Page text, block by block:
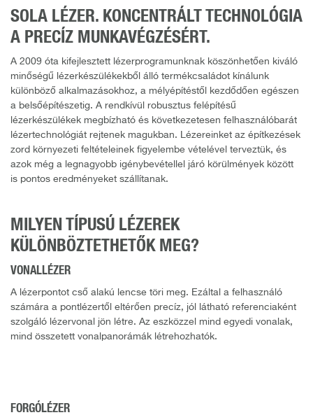
SOLA LÉZER. KONCENTRÁLT TECHNOLÓGIA
A PRECÍZ MUNKAVÉGZÉSÉRT.
A 2009 óta kifejlesztett lézerprogramunknak köszönhetően kiváló
minőségű lézerkészülékekből álló termékcsaládot kínálunk
különböző alkalmazásokhoz, a mélyépítéstől kezdődően egészen
a belsőépítészetig. A rendkívül robusztus felépítésű
lézerkészülékek megbízható és következetesen felhasználóbarát
lézertechnológiát rejtenek magukban. Lézereinket az építkezések
zord környezeti feltételeinek figyelembe vételével terveztük, és
azok még a legnagyobb igénybevétellel járó körülmények között
is pontos eredményeket szállítanak.
MILYEN TÍPUSÚ LÉZEREK
KÜLÖNBÖZTETHETŐK MEG?
VONALLÉZER
A lézerpontot cső alakú lencse töri meg. Ezáltal a felhasználó
számára a pontlézertől eltérően precíz, jól látható referenciaként
szolgáló lézervonal jön létre. Az eszközzel mind egyedi vonalak,
mind összetett vonalpanorámák létrehozhatók.
FORGÓLÉZER